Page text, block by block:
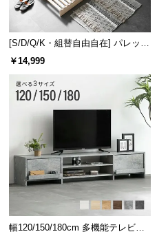
[S/D/Q/K・組替自由自在] パレット
ベッド 8/12/16枚セット
￥14,999
幅120/150/180cm 多機能テレビボ